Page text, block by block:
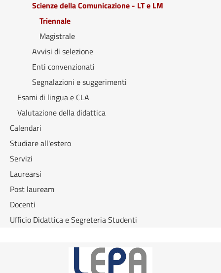
Scienze della Comunicazione - LT e LM
Triennale
Magistrale
Avvisi di selezione
Enti convenzionati
Segnalazioni e suggerimenti
Esami di lingua e CLA
Valutazione della didattica
Calendari
Studiare all'estero
Servizi
Laurearsi
Post lauream
Docenti
Ufficio Didattica e Segreteria Studenti